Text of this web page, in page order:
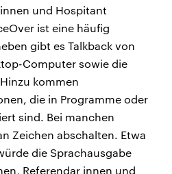
und Hospitant
ist eine häufig
gibt es Talkback von
Computer sowie die
kommen
die in Programme oder
sind. Bei manchen
Zeichen abschalten. Etwa
die Sprachausgabe
Referendar innen und